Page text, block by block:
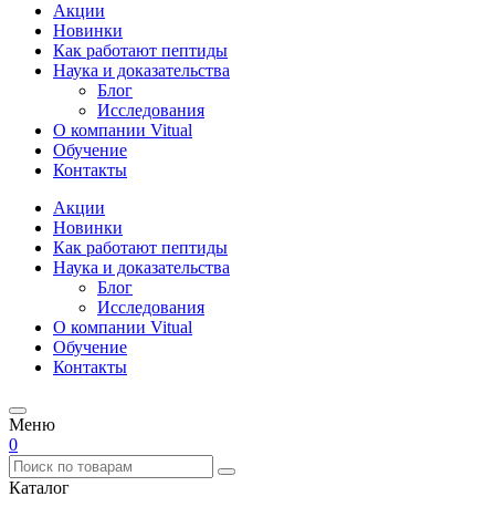
Акции
Новинки
Как работают пептиды
Наука и доказательства
Блог
Исследования
О компании Vitual
Обучение
Контакты
Акции
Новинки
Как работают пептиды
Наука и доказательства
Блог
Исследования
О компании Vitual
Обучение
Контакты
Меню
0
Каталог